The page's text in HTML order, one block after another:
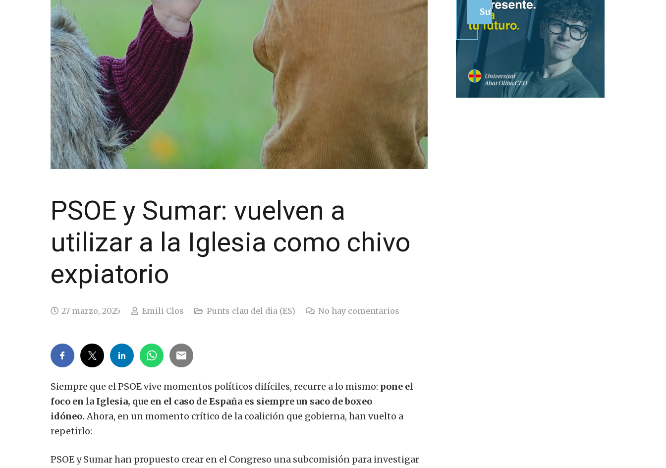
PSOE y Sumar: vuelven a
utilizar a la Iglesia como chivo
expiatorio
27 marzo, 2025 Emili Clos Punts clau del dia (ES) No hay comentarios
Siempre que el PSOE vive momentos políticos difíciles, recurre a lo mismo: pone el
foco en la Iglesia, que en el caso de España es siempre un saco de boxeo
idóneo. Ahora, en un momento crítico de la coalición que gobierna, han vuelto a
repetirlo:
PSOE y Sumar han propuesto crear en el Congreso una subcomisión para investigar